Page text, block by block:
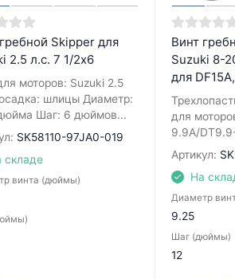
Skipper для
2.5 л.с. 7 1/2x6
моторов: Suzuki 2.5
шлицы Диаметр:
Шаг: 6 дюймов...
SK58110-97JA0-019
складе
винта (дюймы)
Винт
Suzuki 8-
для
для
9.9A/
Артикул:
На
Диаметр
9.25
Шаг (дюймы)
12